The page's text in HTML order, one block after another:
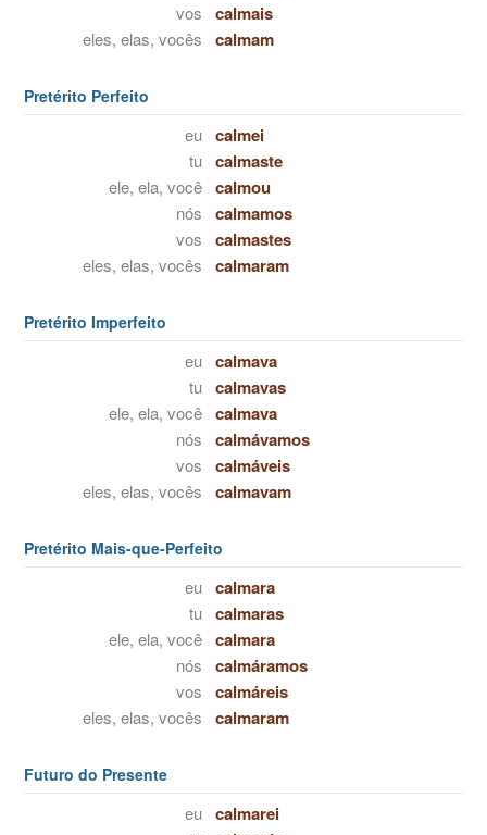
vos calmais
eles, elas, vocês calmam
Pretérito Perfeito
eu calmei
tu calmaste
ele, ela, você calmou
nós calmamos
vos calmastes
eles, elas, vocês calmaram
Pretérito Imperfeito
eu calmava
tu calmavas
ele, ela, você calmava
nós calmávamos
vos calmáveis
eles, elas, vocês calmavam
Pretérito Mais-que-Perfeito
eu calmara
tu calmaras
ele, ela, você calmara
nós calmáramos
vos calmáreis
eles, elas, vocês calmaram
Futuro do Presente
eu calmarei